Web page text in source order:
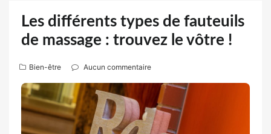
Les différents types de fauteuils
de massage : trouvez le vôtre !
Bien-être Aucun commentaire